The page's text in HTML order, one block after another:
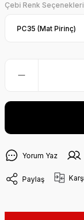
Çebi Renk Seçenekleri
Yorum Yaz
Paylaş